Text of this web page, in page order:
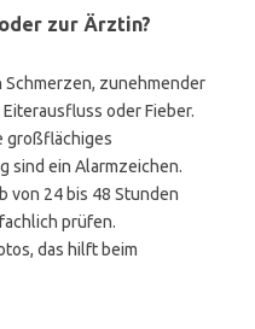
zur Ärztin?
zunehmender
oder Fieber.
großflächiges
sind ein Alarmzeichen.
von 24 bis 48 Stunden
prüfen.
das hilft beim